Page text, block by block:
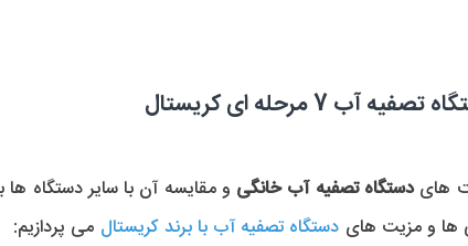
آب 7 مرحله ای کریستال
هایدستگاه تصفیه آب خانگی و مقایسه آن با سایر دستگاه ها
ها و مزیت های دستگاه تصفیه آب با برند کریستال می پردازیم: